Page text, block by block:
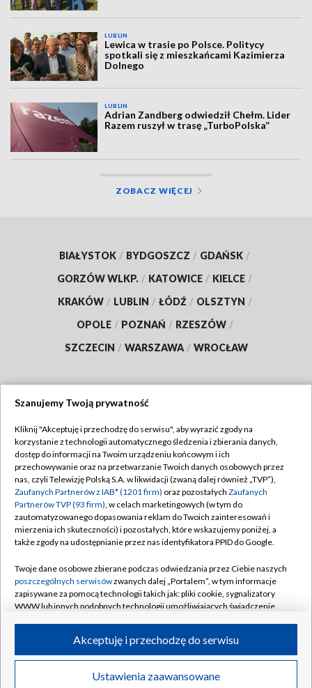
LUBLIN
Lewica w trasie po Polsce. Politycy
spotkali się z mieszkańcami Kazimierza
Dolnego
LUBLIN
Adrian Zandberg odwiedził Chełm. Lider
Razem ruszył w trasę „TurboPolska”
ZOBACZ WIĘCEJ
BIAŁYSTOK / BYDGOSZCZ / GDAŃSK /
GORZÓW WLKP. / KATOWICE / KIELCE /
KRAKÓW / LUBLIN / ŁÓDŹ / OLSZTYN /
OPOLE / POZNAŃ / RZESZÓW /
SZCZECIN / WARSZAWA / WROCŁAW
TVP
Abonament TVP
Emisja w TVP
Centrum informacji TVP
Naziemna Telewizja Cyfrowa
Rada Programowa
System NOS
Informacje o nadawcy
Program dla prasy
Regulamin TVP
Polityka prywatności
Moje zgody
Pomoc
Kontakt
Kanały
©2026 Telewizja Polska S.A. w likwidacji
Szanujemy Twoją prywatność
Kliknij "Akceptuję i przechodzę do serwisu", aby wyrazić zgody na
korzystanie z technologii automatycznego śledzenia i zbierania danych,
dostęp do informacji na Twoim urządzeniu końcowym i ich
przechowywanie oraz na przetwarzanie Twoich danych osobowych przez
nas, czyli Telewizję Polską S.A. w likwidacji (zwaną dalej również „TVP”),
Zaufanych Partnerów z IAB* (1201 firm) oraz pozostałych Zaufanych
Partnerów TVP (93 firm), w celach marketingowych (w tym do
zautomatyzowanego dopasowania reklam do Twoich zainteresowań i
mierzenia ich skuteczności) i pozostałych, które wskazujemy poniżej, a
także zgody na udostępnianie przez nas identyfikatora PPID do Google.
Twoje dane osobowe zbierane podczas odwiedzania przez Ciebie naszych
poszczególnych serwisówzwanych dalej „Portalem”, w tym informacje
zapisywane za pomocą technologii takich jak: pliki cookie, sygnalizatory
WWW lub innych podobnych technologii umożliwiających świadczenie
ruchu w Internecie.
Twoje dane osobowe zbierane podczas odwiedzania przez Ciebie
poszczególnych serwisówna Portalu, takie jak adresy IP, identyfikatory
Ustawienia zaawansowane
Akceptuję i przechodzę do serwisu